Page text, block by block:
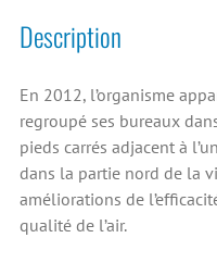
Description
En 2012, l’organisme
regroupé ses bureaux
pieds carrés adjacent à
dans la partie nord de la
améliorations de
qualité de l’air.